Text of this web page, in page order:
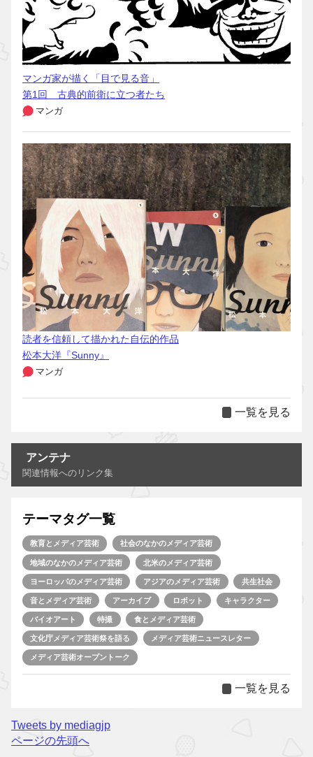
マンガ家が描く「目で見る音」
第1回 古典的前衛に立つ者たち
マンガ
読者を信頼して描かれた自伝的作品
松本大洋『Sunny』
マンガ
一覧を見る
アンテナ
関連情報へのリンク集
テーマタグ一覧
教育とメディア芸術 社会のなかのメディア芸術
地域のなかのメディア芸術 北米のメディア芸術
ヨーロッパのメディア芸術 アジアのメディア芸術 共生社会
音とメディア芸術 アーカイブ ロボット キャラクター
バイオアート 特撮 食とメディア芸術
文化庁メディア芸術祭を語る メディア芸術ニュースレター
メディア芸術オープントーク
一覧を見る
Tweets by mediagjp
ページの先頭へ